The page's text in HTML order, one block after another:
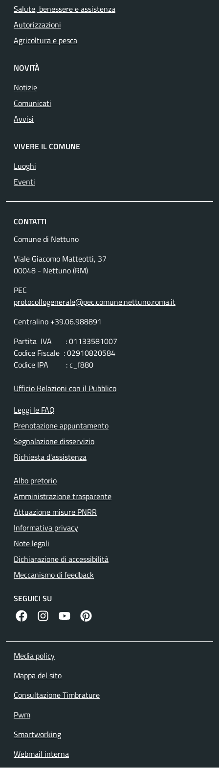
Salute, benessere e assistenza
Autorizzazioni
Agricoltura e pesca
NOVITÀ
Notizie
Comunicati
Avvisi
VIVERE IL COMUNE
Luoghi
Eventi
CONTATTI
Comune di Nettuno
Viale Giacomo Matteotti, 37
00048 - Nettuno (RM)
PEC
protocollogenerale@pec.comune.nettuno.roma.it
Centralino +39.06.988891
Partita IVA : 01133581007
Codice Fiscale : 02910820584
Codice IPA : c_f880
Ufficio Relazioni con il Pubblico
Leggi le FAQ
Prenotazione appuntamento
Segnalazione disservizio
Richiesta d'assistenza
Albo pretorio
Amministrazione trasparente
Attuazione misure PNRR
Informativa privacy
Note legali
Dichiarazione di accessibilità
Meccanismo di feedback
SEGUICI SU
facebook instagramcanale youtube
pinterest
Media policy
Mappa del sito
Consultazione Timbrature
Pwm
Smartworking
Webmail interna